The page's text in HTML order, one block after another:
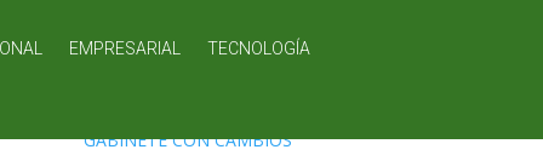
EMPRESARIAL
TECNOLOGÍA